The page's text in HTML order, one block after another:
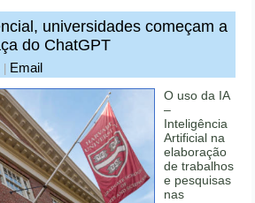
universidades começam a
do ChatGPT
Email
O uso da IA
–
Inteligência
Artificial na
elaboração
de trabalhos
e pesquisas
nas